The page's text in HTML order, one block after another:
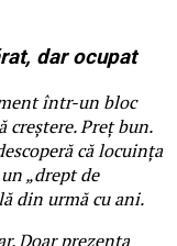
dar ocupat
într-un bloc
Preț bun.
că locuința
„drept de
din urmă cu ani.
Doar prezența